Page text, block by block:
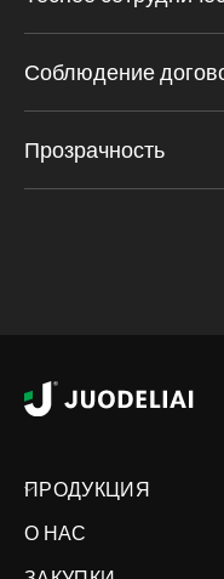
Соблюдение
Прозрачность
ПРОДУКЦИЯ
О НАС